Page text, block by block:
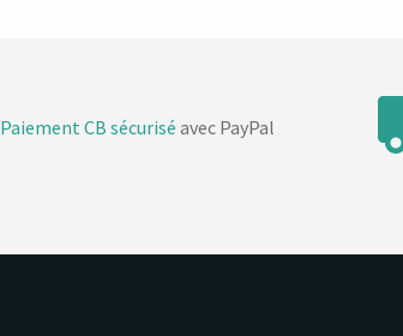
Paiement CB sécurisé avec PayPal